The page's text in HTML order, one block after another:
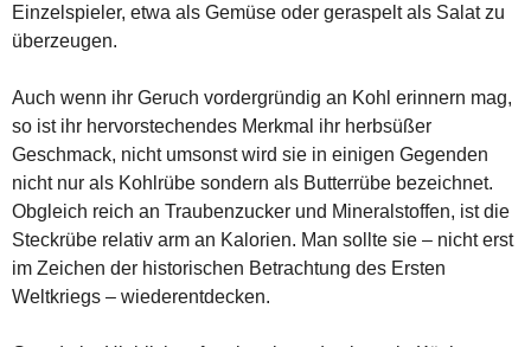
Einzelspieler, etwa als Gemüse oder geraspelt als Salat zu
überzeugen.
Auch wenn ihr Geruch vordergründig an Kohl erinnern mag,
so ist ihr hervorstechendes Merkmal ihr herbsüßer
Geschmack, nicht umsonst wird sie in einigen Gegenden
nicht nur als Kohlrübe sondern als Butterrübe bezeichnet.
Obgleich reich an Traubenzucker und Mineralstoffen, ist die
Steckrübe relativ arm an Kalorien. Man sollte sie – nicht erst
im Zeichen der historischen Betrachtung des Ersten
Weltkriegs – wiederentdecken.